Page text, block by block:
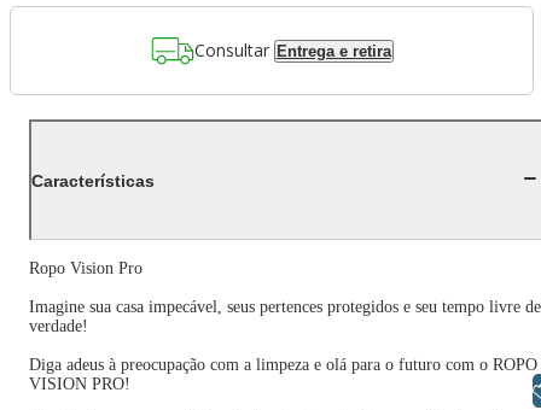
Consultar Entrega e retira
Características
Ropo Vision Pro
Imagine sua casa impecável, seus pertences protegidos e seu tempo livre de
verdade!
Diga adeus à preocupação com a limpeza e olá para o futuro com o ROPO
VISION PRO!